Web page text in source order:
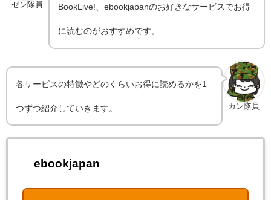
ゼン隊員 BookLive!、ebookjapanのお好きなサービスでお得
に読むのがおすすめです。
カン隊員
各サービスの特徴やどのくらいお得に読めるかを1
つずつ紹介していきます。
ebookjapan